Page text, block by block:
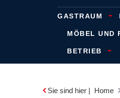
GASTRAUM
MÖBEL UND
BETRIEB
Sie sind hier | Home